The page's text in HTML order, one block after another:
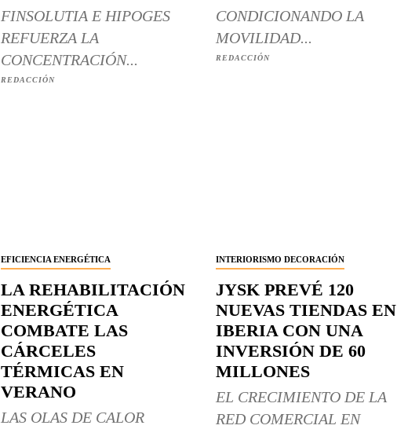
FINSOLUTIA E HIPOGES
REFUERZA LA
CONCENTRACIÓN...
REDACCIÓN
CONDICIONANDO LA
MOVILIDAD...
REDACCIÓN
EFICIENCIA ENERGÉTICA
LA REHABILITACIÓN
ENERGÉTICA
COMBATE LAS
CÁRCELES
TÉRMICAS EN
VERANO
LAS OLAS DE CALOR
INTERIORISMO DECORACIÓN
JYSK PREVÉ 120
NUEVAS TIENDAS EN
IBERIA CON UNA
INVERSIÓN DE 60
MILLONES
EL CRECIMIENTO DE LA
RED COMERCIAL EN